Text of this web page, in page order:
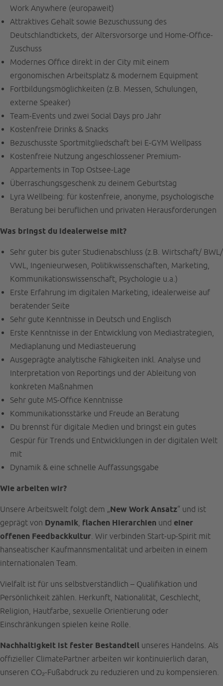
Work Anywhere (europaweit)
Attraktives Gehalt sowie Bezuschussung des
Deutschlandtickets, der Altersvorsorge und Home-Office-
Zuschuss
Modernes Office direkt in der City mit einem
ergonomischen Arbeitsplatz & modernem Equipment
Fortbildungsmöglichkeiten (z.B. Messen, Schulungen,
externe Speaker)
Team-Events und zwei Social Days pro Jahr
Kostenfreie Drinks & Snacks
Bezuschusste Sportmitgliedschaft bei E-GYM Wellpass
Kostenfreie Nutzung angeschlossener Premium-
Appartements in Top Ostsee-Lage
Überraschungsgeschenk zu deinem Geburtstag
Lyra Wellbeing: für kostenfreie, anonyme, psychologische
Beratung bei beruflichen und privaten Herausforderungen
Was bringst du idealerweise mit?
Sehr guter bis guter Studienabschluss (z.B. Wirtschaft/ BWL/
VWL, Ingenieurwesen, Politikwissenschaften, Marketing,
Kommunikationswissenschaft, Psychologie u.a.)
Erste Erfahrung im digitalen Marketing, idealerweise auf
beratender Seite
Sehr gute Kenntnisse in Deutsch und Englisch
Erste Kenntnisse in der Entwicklung von Mediastrategien,
Mediaplanung und Mediasteuerung
Ausgeprägte analytische Fähigkeiten inkl. Analyse und
Interpretation von Reportings und der Ableitung von
konkreten Maßnahmen
Sehr gute MS-Office Kenntnisse
Kommunikationsstärke und Freude an Beratung
Du brennst für digitale Medien und bringst ein gutes
Gespür für Trends und Entwicklungen in der digitalen Welt
mit
Dynamik & eine schnelle Auffassungsgabe
Wie arbeiten wir?
Unsere Arbeitswelt folgt dem „New Work Ansatz“ und ist
geprägt von Dynamik flachen Hierarchien und einer
offenen Feedbackkultur . Wir verbinden Start-up-Spirit mit
hanseatischer Kaufmannsmentalität und arbeiten in einem
internationalen Team.
Vielfalt ist für uns selbstverständlich – Qualifikation und
Persönlichkeit zählen. Herkunft, Nationalität, Geschlecht,
Religion, Hautfarbe, sexuelle Orientierung oder
Einschränkungen spielen keine Rolle.
Nachhaltigkeit ist fester Bestandteil unseres Handelns. Als
offizieller ClimatePartner arbeiten wir kontinuierlich daran,
unseren CO₂-Fußabdruck zu reduzieren und zu kompensieren.